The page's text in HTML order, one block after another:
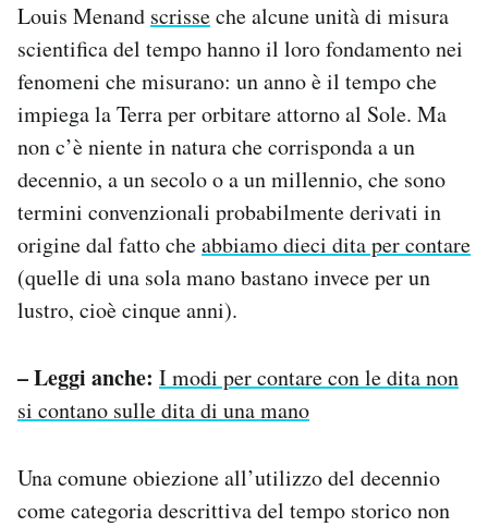
Louis Menand scrisseche alcune unità di misura
scientifica del tempo hanno il loro fondamento nei
fenomeni che misurano: un anno è il tempo che
impiega la Terra per orbitare attorno al Sole. Ma
non c’è niente in natura che corrisponda a un
decennio, a un secolo o a un millennio, che sono
termini convenzionali probabilmente derivati in
origine dal fatto cheabbiamo dieci dita per contare
(quelle di una sola mano bastano invece per un
lustro, cioè cinque anni).
– Leggi anche: I modi per contare con le dita non
si contano sulle dita di una mano
Una comune obiezione all’utilizzo del decennio
come categoria descrittiva del tempo storico non